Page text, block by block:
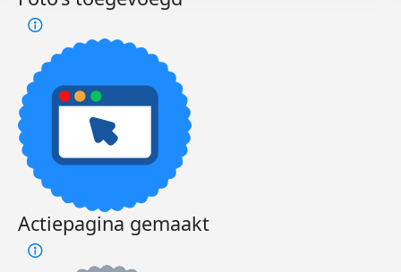
Actiepagina gemaakt